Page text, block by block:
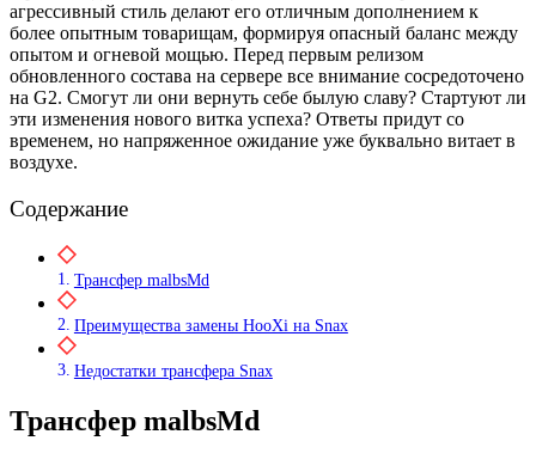
агрессивный стиль делают его отличным дополнением к
более опытным товарищам, формируя опасный баланс между
опытом и огневой мощью. Перед первым релизом
обновленного состава на сервере все внимание сосредоточено
на G2. Смогут ли они вернуть себе былую славу? Стартуют ли
эти изменения нового витка успеха? Ответы придут со
временем, но напряженное ожидание уже буквально витает в
воздухе.
Содержание
Трансфер malbsMd
Преимущества замены HooXi на Snax
Недостатки трансфера Snax
Трансфер malbsMd